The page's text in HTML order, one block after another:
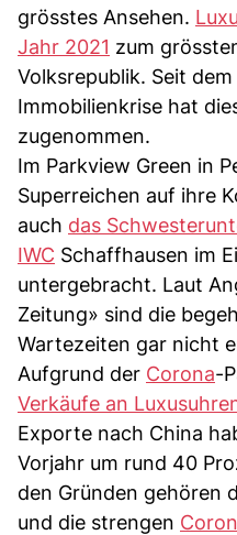
grösstes Ansehen.
Jahr 2021 zum
Volksrepublik. Seit
Immobilienkrise hat
zugenommen.
Im Parkview Green in
Superreichen auf ihre
auch das
IWC Schaffhausen im
untergebracht. Laut
Zeitung» sind die
Wartezeiten gar nicht
Aufgrund der Corona-
Verkäufe an
Exporte nach China
Vorjahr um rund 40
den Gründen gehören
und die strengen